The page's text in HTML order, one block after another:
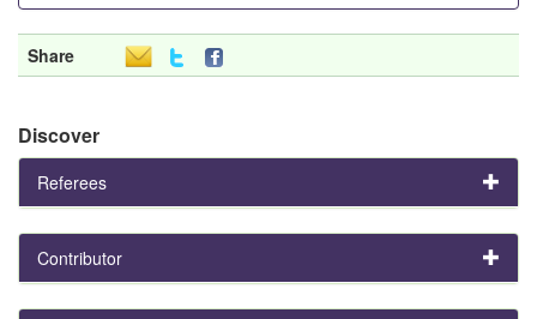
Share
Discover
Referees
Contributor